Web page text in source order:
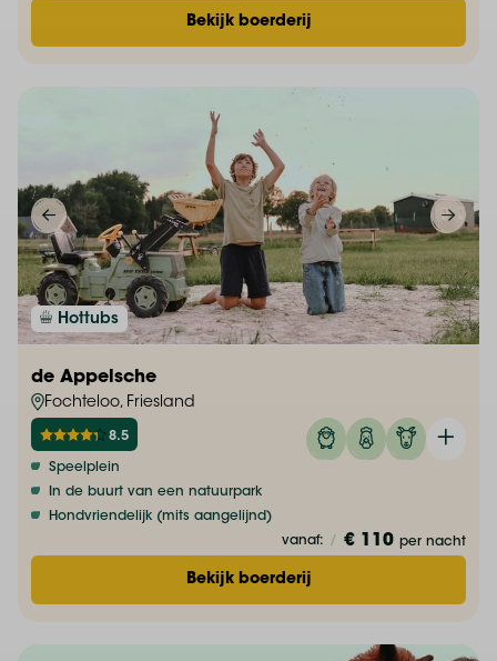
Bekijk boerderij
Hottubs
de Appelsche
Fochteloo, Friesland
8.5
Speelplein
In de buurt van een natuurpark
Hondvriendelijk (mits aangelijnd)
vanaf: / € 110 per nacht
Bekijk boerderij